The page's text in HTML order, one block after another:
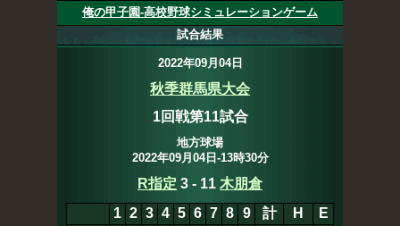
俺の甲子園-高校野球シミュレーションゲーム
試合結果
2022年09月04日
秋季群馬県大会
1回戦第11試合
地方球場
2022年09月04日-13時30分
R指定 3 - 11 木朋倉
1 2 3 4 5 6 7 8 9 計 H
E